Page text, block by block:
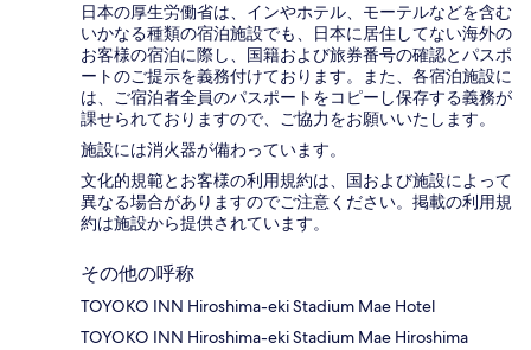
日本の厚生労働省は、インやホテル、モーテルなどを含む
いかなる種類の宿泊施設でも、日本に​居住してない海外の
お客様の宿泊に際し、国籍および旅券番号の確認とパスポ
ートのご提示を義務付け​ております。また、各宿泊施設に
は、ご宿泊者全員のパスポートをコピーし保存する義務が
課せられておりますの​で、ご協力をお願いいたします。
施設には消火器が備わっています。
文化的規範とお客様の利用規約は、国および施設によって
異なる場合がありますのでご注意ください。掲載の利用規
約は施設から提供されています。
その他の呼称
TOYOKO INN Hiroshima-eki Stadium Mae Hotel
TOYOKO INN Hiroshima-eki Stadium Mae Hiroshima